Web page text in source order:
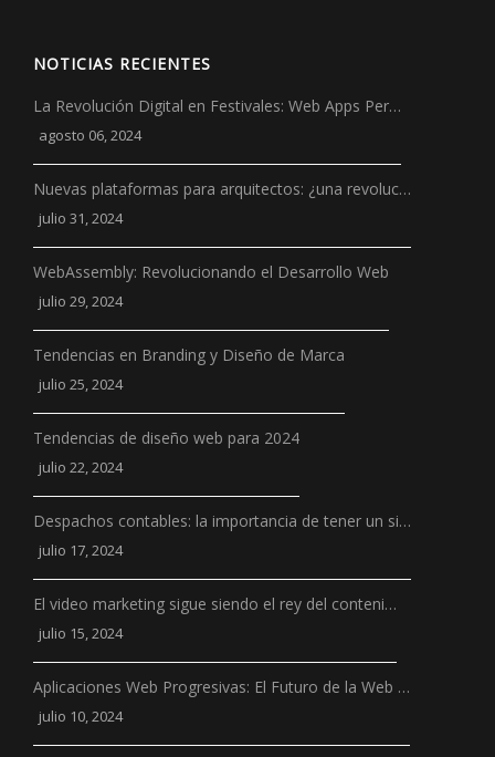
NOTICIAS RECIENTES
La Revolución Digital en Festivales: Web Apps Per…
agosto 06, 2024
Nuevas plataformas para arquitectos: ¿una revoluc…
julio 31, 2024
WebAssembly: Revolucionando el Desarrollo Web
julio 29, 2024
Tendencias en Branding y Diseño de Marca
julio 25, 2024
Tendencias de diseño web para 2024
julio 22, 2024
Despachos contables: la importancia de tener un si…
julio 17, 2024
El video marketing sigue siendo el rey del conteni…
julio 15, 2024
Aplicaciones Web Progresivas: El Futuro de la Web …
julio 10, 2024